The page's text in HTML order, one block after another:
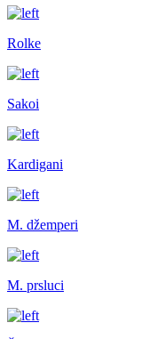
Rolke
Sakoi
Kardigani
M. džemperi
M. prsluci